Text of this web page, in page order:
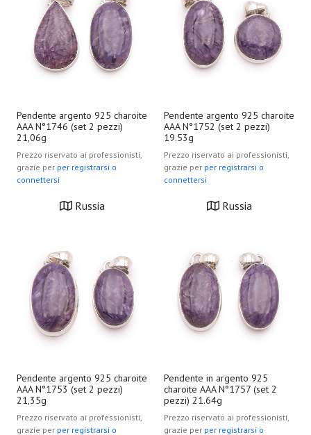
Pendente argento 925 charoite
AAA N°1746 (set 2 pezzi)
21,06g
Prezzo riservato ai professionisti,
grazie per per registrarsi o
connettersi
Russia
Pendente argento 925 charoite
AAA N°1752 (set 2 pezzi)
19.53g
Prezzo riservato ai professionisti,
grazie per per registrarsi o
connettersi
Russia
Pendente argento 925 charoite
AAA N°1753 (set 2 pezzi)
21,35g
Prezzo riservato ai professionisti,
grazie per per registrarsi o
Pendente in argento 925
charoite AAA N°1757 (set 2
pezzi) 21.64g
Prezzo riservato ai professionisti,
grazie per per registrarsi o